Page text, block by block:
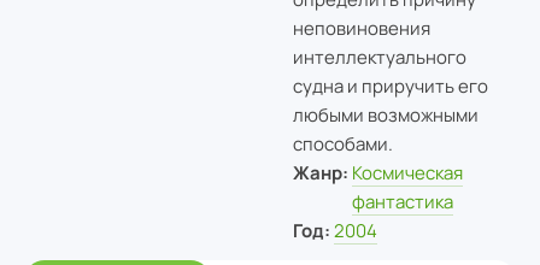
неповиновения
интеллектуального
судна и приручить его
любыми возможными
способами.
Жанр: Космическая
фантастика
Год: 2004